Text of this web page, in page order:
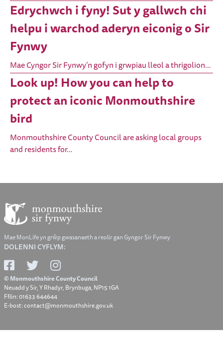
Edrychwch i fyny! Sut y gallwch chi
helpu i warchod aderyn eiconig o Sir
Fynwy
Mae Cyngor Sir Fynwy’n gofyn i grwpiau lleol a thrigolion…
Look up! How you can help to
protect an iconic Monmouthshire
bird
Monmouthshire County Council are asking local groups
and residents for…
Mae MonLife yn grŵp gwasanaeth a reolir gan Gyngor Sir Fynwy
DOLENNI CYFLYM:
© Monmouthshire County Council
Neuadd y Sir, Y Rhadyr, Brynbuga, NP15 1GA
Ffôn: 01633 644644
E-bost: contact@monmouthshire.gov.uk